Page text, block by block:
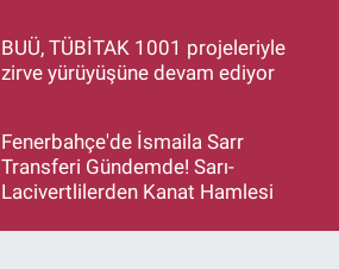
BUÜ, TÜBİTAK 1001 projeleriyle
zirve yürüyüşüne devam ediyor
Fenerbahçe'de İsmaila Sarr
Transferi Gündemde! Sarı-
Lacivertlilerden Kanat Hamlesi